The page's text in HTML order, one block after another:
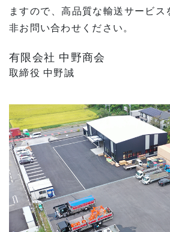
ますので、高品質な輸送サービス
非お問い合わせください。
有限会社 中野商会
取締役 中野誠